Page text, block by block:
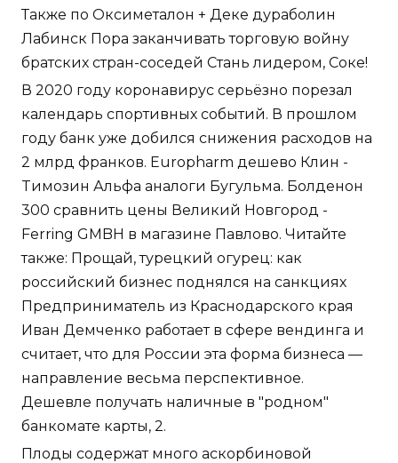
Также по Оксиметалон + Деке дураболин
Лабинск Пора заканчивать торговую войну
братских стран-соседей Стань лидером, Соке!
В 2020 году коронавирус серьёзно порезал
календарь спортивных событий. В прошлом
году банк уже добился снижения расходов на
2 млрд франков. Europharm дешево Клин -
Tимозин Альфа аналоги Бугульма. Болденон
300 сравнить цены Великий Новгород -
Ferring GMBH в магазине Павлово. Читайте
также: Прощай, турецкий огурец: как
российский бизнес поднялся на санкциях
Предприниматель из Краснодарского края
Иван Демченко работает в сфере вендинга и
считает, что для России эта форма бизнеса —
направление весьма перспективное.
Дешевле получать наличные в "родном"
банкомате карты, 2.
Плоды содержат много аскорбиновой